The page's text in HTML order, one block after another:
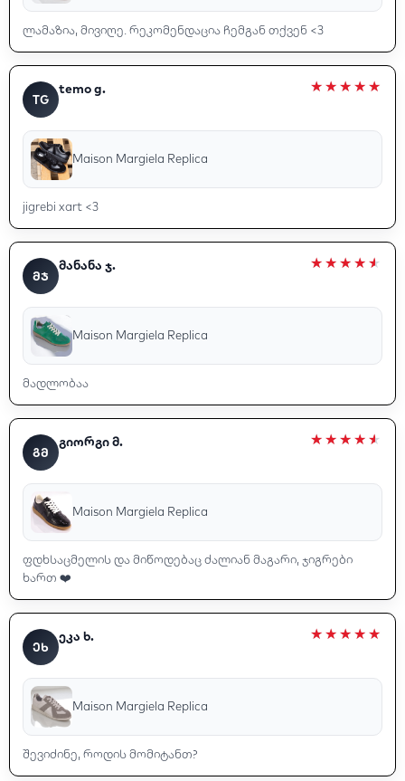
ლამაზია, მივიღე. რეკომენდაცია ჩემგან თქვენ <3
TG
temo g.
Maison Margiela Replica
jigrebi xart <3
ᲛᲯ
მანანა ჯ.
Maison Margiela Replica
მადლობაა
ᲒᲛ
გიორგი მ.
Maison Margiela Replica
ფდხსაცმელის და მიწოდებაც ძალიან მაგარი, ჯიგრები
ხართ ❤️
ᲔᲮ
ეკა ხ.
Maison Margiela Replica
შევიძინე, როდის მომიტანთ?